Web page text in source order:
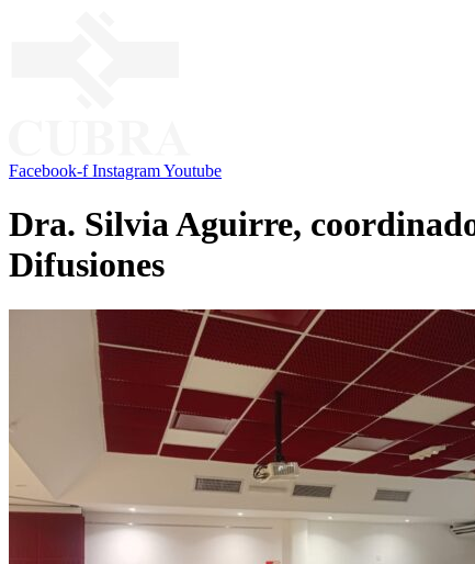
Facebook-f InstagramYoutube
Dra. Silvia Aguirre,
Difusiones